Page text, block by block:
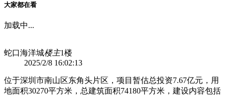
大家都在看
加载中...
蛇口海洋城楼主1楼
2025/2/8 16:02:13
位于深圳市南山区东角头片区，项目暂估总投资7.67亿元，用
地面积30270平方米，总建筑面积74180平方米，建设内容包括